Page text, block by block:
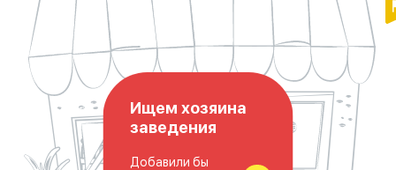
Ищем хозяина
заведения
Добавили бы